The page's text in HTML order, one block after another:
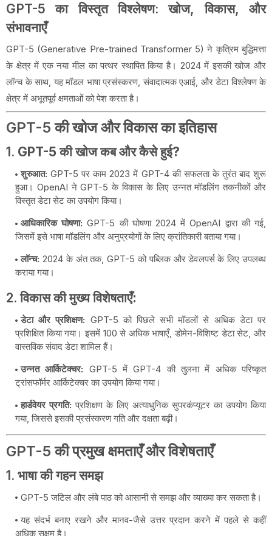
GPT-5 का विस्तृत विश्लेषण: खोज, विकास, और
संभावनाएँ
GPT-5 (Generative Pre-trained Transformer 5) ने कृत्रिम बुद्धिमत्ता
के क्षेत्र में एक नया मील का पत्थर स्थापित किया है। 2024 में इसकी खोज और
लॉन्च के साथ, यह मॉडल भाषा प्रसंस्करण, संवादात्मक एआई, और डेटा विश्लेषण के
क्षेत्र में अभूतपूर्व क्षमताओं को पेश करता है।
GPT-5 की खोज और विकास का इतिहास
1. GPT-5 की खोज कब और कैसे हुई?
शुरुआत: GPT-5 पर काम 2023 में GPT-4 की सफलता के तुरंत बाद शुरू
हुआ। OpenAI ने GPT-5 के विकास के लिए उन्नत मॉडलिंग तकनीकों और
विस्तृत डेटा सेट का उपयोग किया।
आधिकारिक घोषणा: GPT-5 की घोषणा 2024 में OpenAI द्वारा की गई,
जिसमें इसे भाषा मॉडलिंग और अनुप्रयोगों के लिए क्रांतिकारी बताया गया।
लॉन्च: 2024 के अंत तक, GPT-5 को पब्लिक और डेवलपर्स के लिए उपलब्ध
कराया गया।
2.विकास की मुख्य विशेषताएँ:
डेटा और प्रशिक्षण: GPT-5 को पिछले सभी मॉडलों से अधिक डेटा पर
प्रशिक्षित किया गया। इसमें 100 से अधिक भाषाएँ, डोमेन-विशिष्ट डेटा सेट, और
वास्तविक संवाद डेटा शामिल हैं।
उन्नत आर्किटेक्चर: GPT-5 में GPT-4 की तुलना में अधिक परिष्कृत
ट्रांसफॉर्मर आर्किटेक्चर का उपयोग किया गया।
हार्डवेयर प्रगति: प्रशिक्षण के लिए अत्याधुनिक सुपरकंप्यूटर का उपयोग किया
गया, जिससे इसकी प्रसंस्करण गति और दक्षता बढ़ी।
GPT-5 की प्रमुख क्षमताएँ और विशेषताएँ
1. भाषा की गहन समझ
GPT-5 जटिल और लंबे पाठ को आसानी से समझ और व्याख्या कर सकता है।
यह संदर्भ बनाए रखने और मानव-जैसे उत्तर प्रदान करने में पहले से कहीं
अधिक सक्षम है।